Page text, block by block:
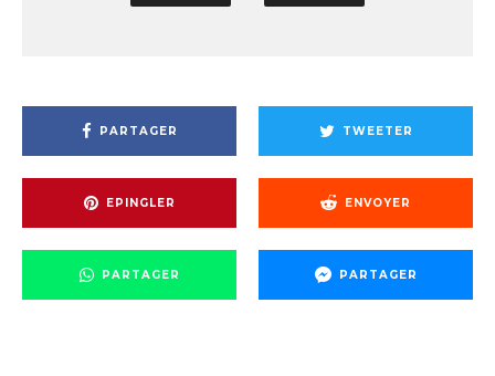
PARTAGER TWEETER
EPINGLER ENVOYER
PARTAGER PARTAGER